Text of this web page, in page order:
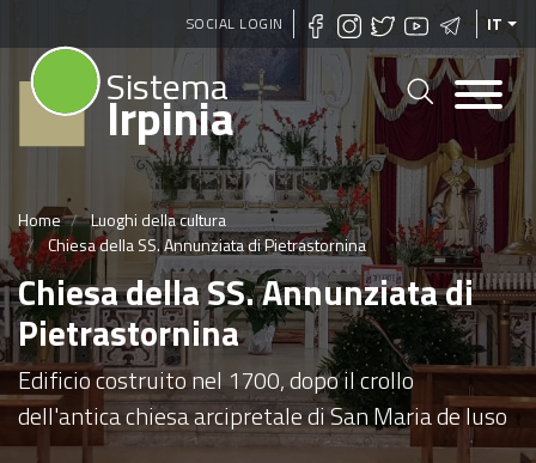
Salta
al
contenuto
principale
SOCIAL LOGIN IT
Sistema
Irpinia
Home
Luoghi della cultura
Chiesa della SS. Annunziata di Pietrastornina
Chiesa della SS. Annunziata di
Pietrastornina
Edificio costruito nel 1700, dopo il crollo
dell'antica chiesa arcipretale di San Maria de Iuso